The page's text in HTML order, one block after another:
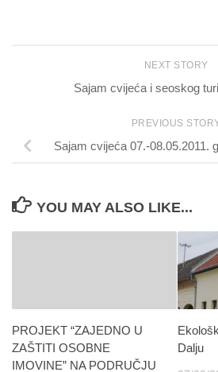
NEXT STORY
Sajam cvijeća i seoskog
PREVIOUS
Sajam cvijeća 07.-08.05.2011.
YOU MAY ALSO LIKE...
PROJEKT “ZAJEDNO U
ZAŠTITI OSOBNE
IMOVINE” NA PODRUČJU
Dalju